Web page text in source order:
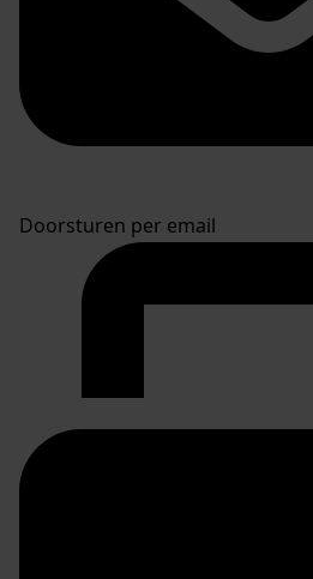
Doorsturen per email